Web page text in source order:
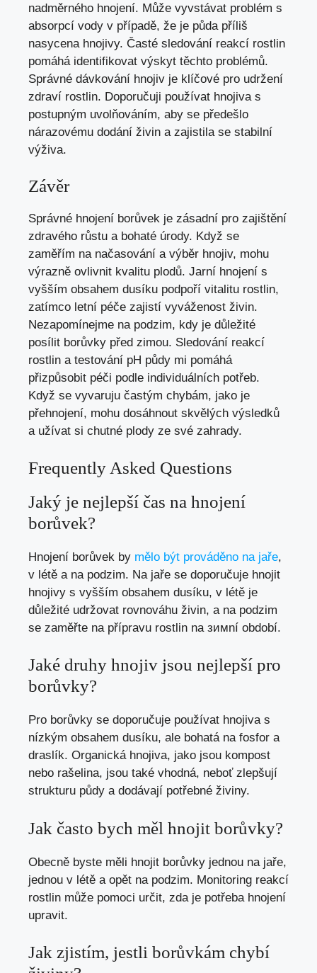
nadměrného hnojení. Může vyvstávat problém s
absorpcí vody v případě, že je půda příliš
nasycena hnojivy. Časté sledování reakcí rostlin
pomáhá identifikovat výskyt těchto problémů.
Správné dávkování hnojiv je klíčové pro udržení
zdraví rostlin. Doporučuji používat hnojiva s
postupným uvolňováním, aby se předešlo
nárazovému dodání živin a zajistila se stabilní
výživa.
Závěr
Správné hnojení borůvek je zásadní pro zajištění
zdravého růstu a bohaté úrody. Když se
zaměřím na načasování a výběr hnojiv, mohu
výrazně ovlivnit kvalitu plodů. Jarní hnojení s
vyšším obsahem dusíku podpoří vitalitu rostlin,
zatímco letní péče zajistí vyváženost živin.
Nezapomínejme na podzim, kdy je důležité
posílit borůvky před zimou. Sledování reakcí
rostlin a testování pH půdy mi pomáhá
přizpůsobit péči podle individuálních potřeb.
Když se vyvaruju častým chybám, jako je
přehnojení, mohu dosáhnout skvělých výsledků
a užívat si chutné plody ze své zahrady.
Frequently Asked Questions
Jaký je nejlepší čas na hnojení
borůvek?
Hnojení borůvek by mělo být prováděno na jaře,
v létě a na podzim. Na jaře se doporučuje hnojit
hnojivy s vyšším obsahem dusíku, v létě je
důležité udržovat rovnováhu živin, a na podzim
se zaměřte na přípravu rostlin na зимní období.
Jaké druhy hnojiv jsou nejlepší pro
borůvky?
Pro borůvky se doporučuje používat hnojiva s
nízkým obsahem dusíku, ale bohatá na fosfor a
draslík. Organická hnojiva, jako jsou kompost
nebo rašelina, jsou také vhodná, neboť zlepšují
strukturu půdy a dodávají potřebné živiny.
Jak často bych měl hnojit borůvky?
Obecně byste měli hnojit borůvky jednou na jaře,
jednou v létě a opět na podzim. Monitoring reakcí
rostlin může pomoci určit, zda je potřeba hnojení
upravit.
Jak zjistím, jestli borůvkám chybí